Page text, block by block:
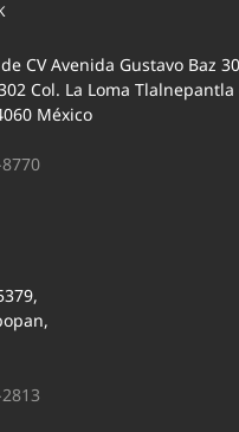
CV Avenida Gustavo Baz
Col. La Loma Tlalnepantla
México